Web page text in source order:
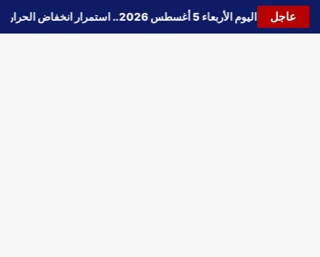
عاجل
حالة الطقس اليوم الأربعاء 5 أغسطس 2026.. استمرار انخفاض الحرارة وتحذيرات من الشبورة واضطراب الملاحة